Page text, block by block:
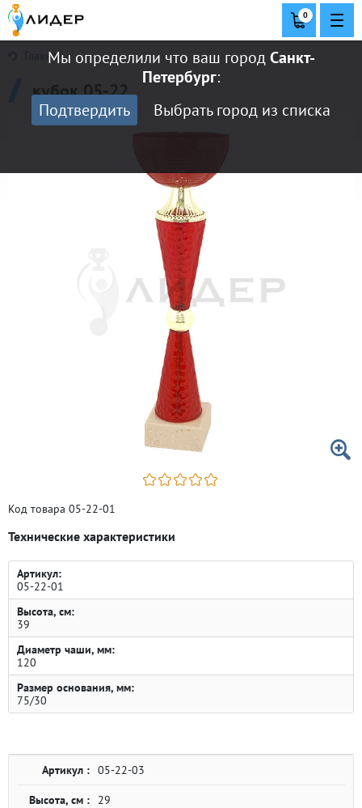
Мы определили что ваш городСанкт-
Петербург:
Подтвердить
Выбрать город из списка
0
Главная
кубок 05-22
Код товара 05-22-01
Технические характеристики
Артикул:
05-22-01
Высота, см:
39
Диаметр чаши, мм:
120
Размер основания, мм:
75/30
Артикул : 05-22-03
Высота, см : 29